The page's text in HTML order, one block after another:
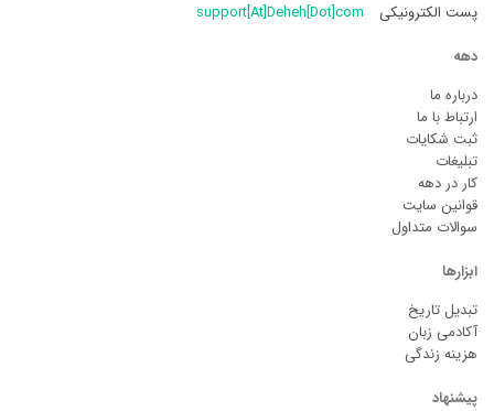
پست الکترونیکی
support[At]Deheh[Dot]com
دهه
درباره ما
ارتباط با ما
ثبت شکایات
تبلیغات
کار در دهه
قوانین سایت
سوالات متداول
ابزارها
تبدیل تاریخ
آکادمی زبان
هزینه زندگی
پیشنهاد